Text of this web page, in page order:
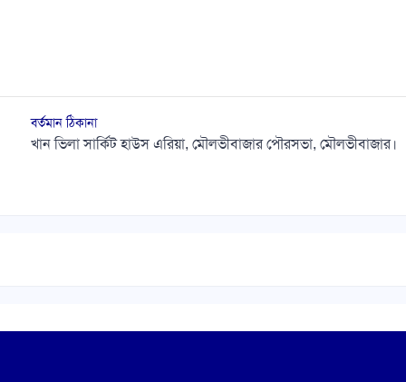
বর্তমান ঠিকানা
খান ভিলা সার্কিট হাউস এরিয়া, মৌলভীবাজার পৌরসভা, মৌলভীবাজার।